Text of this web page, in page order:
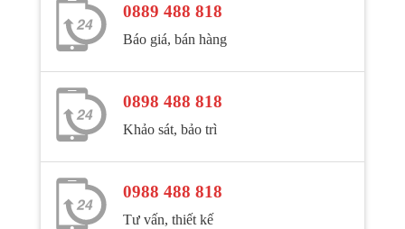
0889 488 818
Báo giá, bán hàng
0898 488 818
Khảo sát, bảo trì
0988 488 818
Tư vấn, thiết kế